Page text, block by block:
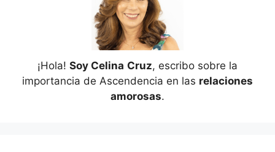
¡Hola! Soy Celina Cruz, escribo sobre la
importancia de Ascendencia en las relaciones
amorosas.